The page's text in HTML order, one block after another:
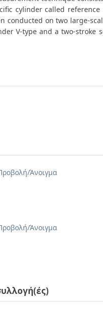
cylinder called
conducted on two large-
V-type and a two-stroke
Άνοιγμα
Άνοιγμα